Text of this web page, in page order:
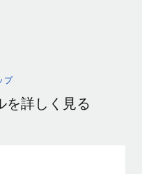
プ
を詳しく見る